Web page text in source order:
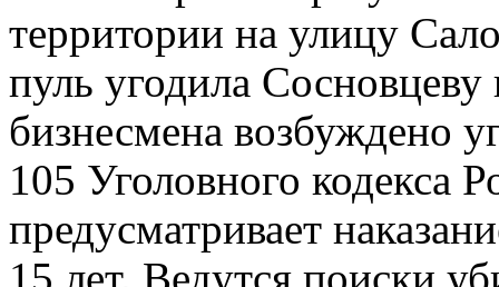
территории на улицу
пуль угодила
бизнесмена возбуждено
105 Уголовного кодекса
предусматривает